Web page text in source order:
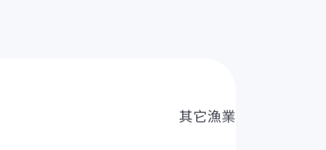
其它漁業